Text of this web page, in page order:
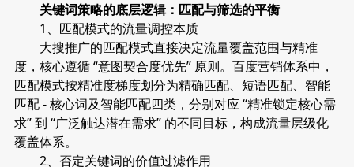
关键词策略的底层逻辑：匹配与筛选的平衡
1、匹配模式的流量调控本质
大搜推广的匹配模式直接决定流量覆盖范围与精准
度，核心遵循 “意图契合度优先” 原则。百度营销体系中，
匹配模式按精准度梯度划分为精确匹配、短语匹配、智能
匹配 - 核心词及智能匹配四类，分别对应 “精准锁定核心需
求” 到 “广泛触达潜在需求” 的不同目标，构成流量层级化
覆盖体系。
2、否定关键词的价值过滤作用